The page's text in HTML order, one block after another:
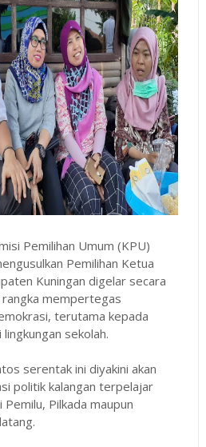
Pemilihan Umum (KPU)
Pemilihan Ketua
Kuningan digelar secara
mempertegas
terutama kepada
sekolah.
serentak ini diyakini akan
politik kalangan terpelajar
Pilkada maupun